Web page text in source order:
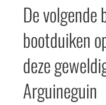
De
bootduiken
deze
Arguineguin